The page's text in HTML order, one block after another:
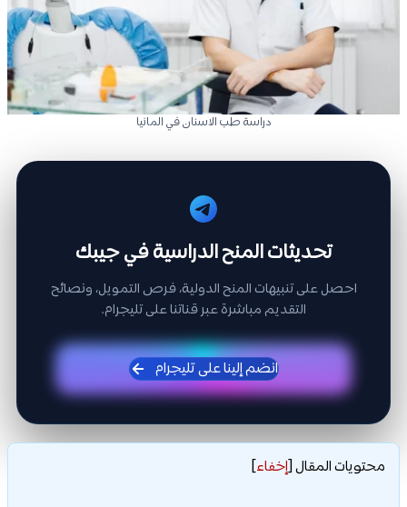
دراسة طب الاسنان في المانيا
تحديثات المنح الدراسية في جيبك
احصل على تنبيهات المنح الدولية، فرص التمويل، ونصائح
التقديم مباشرة عبر قناتنا على تليجرام.
انضم إلينا على تليجرام
محتويات المقال[إخفاء]